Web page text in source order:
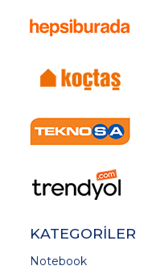
KATEGORİLER
Notebook